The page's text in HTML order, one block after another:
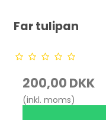
Far tulipan
200,00 DKK
(inkl. moms)